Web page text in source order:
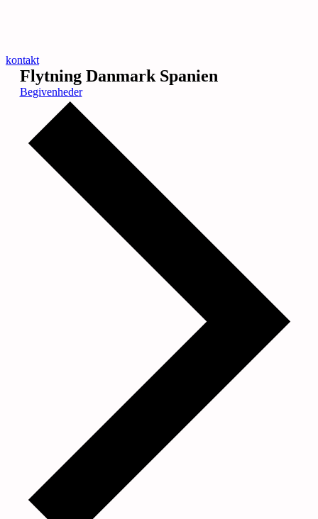
kontakt
Flytning Danmark Spanien
Begivenheder